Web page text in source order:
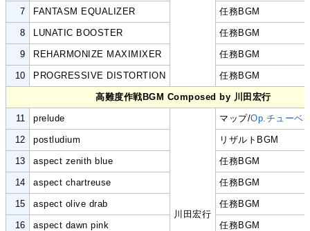
7 FANTASM EQUALIZER 任務BGM
8 LUNATIC BOOSTER 任務BGM
9 REHARMONIZE MAXIMIXER 任務BGM
10 PROGRESSIVE DISTORTION 任務BGM
高難度作戦BGM Composed by 川田宏行
11 prelude
川田宏行
マップ/Op.チューベ
12 postludium リザルトBGM
13 aspect zenith blue 任務BGM
14 aspect chartreuse 任務BGM
15 aspect olive drab 任務BGM
16 aspect dawn pink 任務BGM